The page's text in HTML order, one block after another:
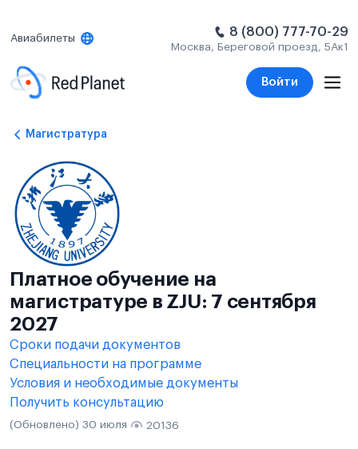
Авиабилеты 8 (800) 777-70-29
Москва, Береговой проезд, 5Ак1
Войти
Магистратура
Платное обучение на
магистратуре в ZJU: 7 сентября
2027
Сроки подачи документов
Специальности на программе
Условия и необходимые документы
Получить консультацию
(Обновлено) 30 июля 20136